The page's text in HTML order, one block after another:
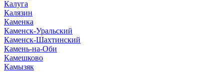
Калуга
Калязин
Каменка
Каменск-Уральский
Каменск-Шахтинский
Камень-на-Оби
Камешково
Камызяк